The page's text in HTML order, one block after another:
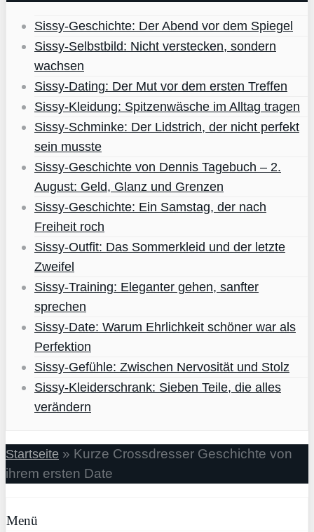
Sissy-Geschichte: Der Abend vor dem Spiegel
Sissy-Selbstbild: Nicht verstecken, sondern
wachsen
Sissy-Dating: Der Mut vor dem ersten Treffen
Sissy-Kleidung: Spitzenwäsche im Alltag tragen
Sissy-Schminke: Der Lidstrich, der nicht perfekt
sein musste
Sissy-Geschichte von Dennis Tagebuch – 2.
August: Geld, Glanz und Grenzen
Sissy-Geschichte: Ein Samstag, der nach
Freiheit roch
Sissy-Outfit: Das Sommerkleid und der letzte
Zweifel
Sissy-Training: Eleganter gehen, sanfter
sprechen
Sissy-Date: Warum Ehrlichkeit schöner war als
Perfektion
Sissy-Gefühle: Zwischen Nervosität und Stolz
Sissy-Kleiderschrank: Sieben Teile, die alles
verändern
Startseite » Kurze Crossdresser Geschichte von
ihrem ersten Date
Menü